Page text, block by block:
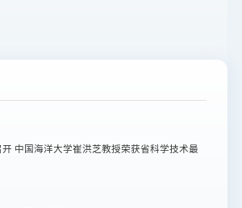
中国海洋大学崔洪芝教授荣获省科学技术最